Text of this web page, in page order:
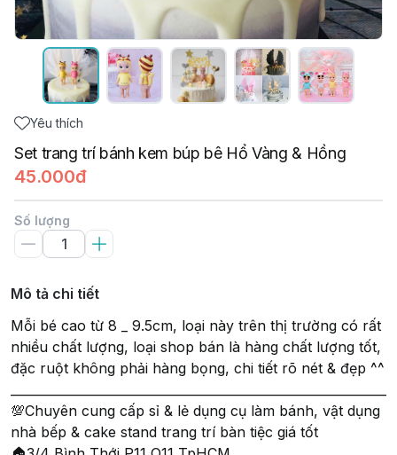
Yêu thích
Set trang trí bánh kem búp bê Hổ Vàng & Hồng
45.000đ
Số lượng
Mô tả chi tiết
Mỗi bé cao từ 8 _ 9.5cm, loại này trên thị trường có rất
nhiều chất lượng, loại shop bán là hàng chất lượng tốt,
đặc ruột không phải hàng bọng, chi tiết rõ nét & đẹp ^^
💯Chuyên cung cấp sỉ & lẻ dụng cụ làm bánh, vật dụng
nhà bếp & cake stand trang trí bàn tiệc giá tốt